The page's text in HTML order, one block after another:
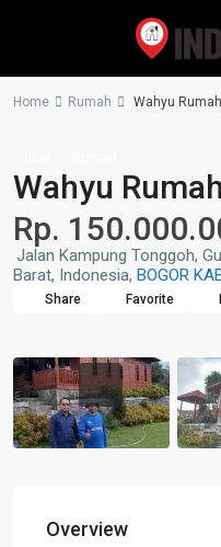
Home Rumah Wahyu
Wahyu
Rp.
Jalan Kampung Tonggoh,
Barat, Indonesia, BOGOR
Share Favorite
Overview